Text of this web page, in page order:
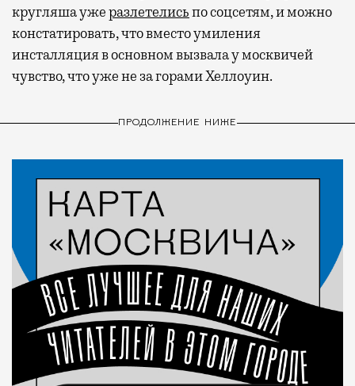
кругляша ужеразлетелисьпо соцсетям, и можно
констатировать, что вместо умиления
инсталляция в основном вызвала у москвичей
чувство, что уже не за горами Хеллоуин.
ПРОДОЛЖЕНИЕ НИЖЕ